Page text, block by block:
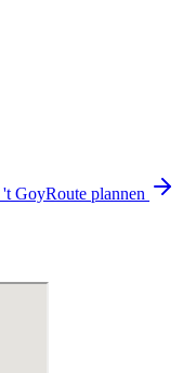
't GoyRoute plannen